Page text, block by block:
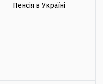
Пенсія в Україні